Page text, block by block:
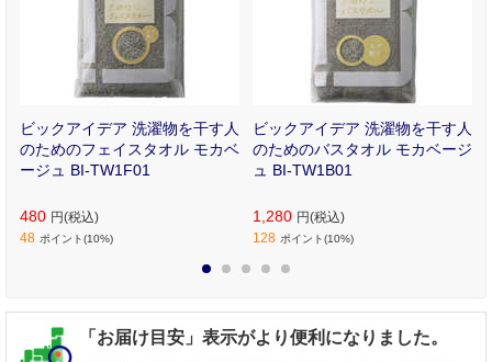
ビックアイデア 洗濯物を干す人
のためのフェイスタオル モカベ
ージュ BI-TW1F01
480 円(税込)
48 ポイント(10%)
ビックアイデア 洗濯物を干す人
のためのバスタオル モカベージ
ュ BI-TW1B01
1,280 円(税込)
128 ポイント(10%)
「お届け目安」表示がより便利になりました。